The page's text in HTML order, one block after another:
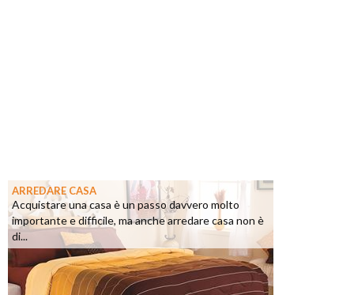
ARREDARE CASA
Acquistare una casa è un passo davvero molto
importante e difficile, ma anche arredare casa non è
di...